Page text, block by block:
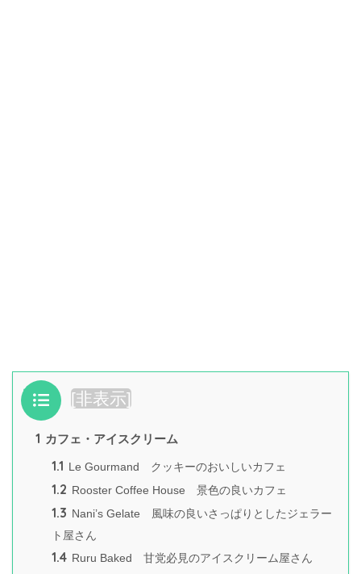
目次 [非表示]
1 カフェ・アイスクリーム
1.1 Le Gourmand クッキーのおいしいカフェ
1.2 Rooster Coffee House 景色の良いカフェ
1.3 Nani’s Gelate 風味の良いさっぱりとしたジェラー
ト屋さん
1.4 Ruru Baked 甘党必見のアイスクリーム屋さん